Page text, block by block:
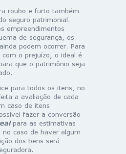
roubo e furto também
seguro patrimonial.
empreendimentos
de segurança, os
podem ocorrer. Para
o prejuízo, o ideal é
que o patrimônio seja
para todos os itens, no
a avaliação de cada
caso de itens
fazer a conversão
para as estimativas
no caso de haver algum
dos bens será